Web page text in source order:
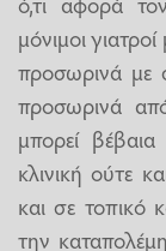
μόνιμοι
προσωρινά με
προσωρινά
μπορεί
κλινική ούτε
και σε τοπικό
την